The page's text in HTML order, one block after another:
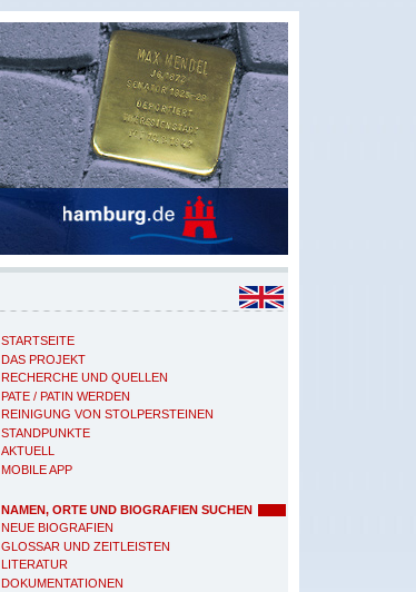
STARTSEITE
DAS PROJEKT
RECHERCHE UND QUELLEN
PATE / PATIN WERDEN
REINIGUNG VON STOLPERSTEINEN
STANDPUNKTE
AKTUELL
MOBILE APP
NAMEN, ORTE UND BIOGRAFIEN SUCHEN
NEUE BIOGRAFIEN
GLOSSAR UND ZEITLEISTEN
LITERATUR
DOKUMENTATIONEN